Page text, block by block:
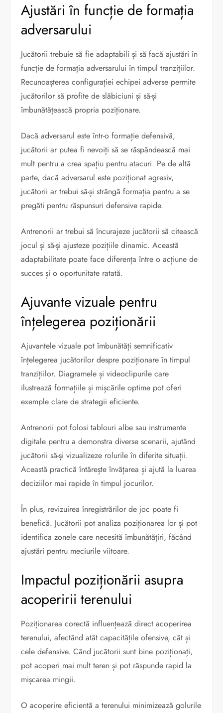
Ajustări în funcție de formația
adversarului
Jucătorii trebuie să fie adaptabili și să facă ajustări în
funcție de formația adversarului în timpul tranzițiilor.
Recunoașterea configurației echipei adverse permite
jucătorilor să profite de slăbiciuni și să-și
îmbunătățească propria poziționare.
Dacă adversarul este într-o formație defensivă,
jucătorii ar putea fi nevoiți să se răspândească mai
mult pentru a crea spațiu pentru atacuri. Pe de altă
parte, dacă adversarul este poziționat agresiv,
jucătorii ar trebui să-și strângă formația pentru a se
pregăti pentru răspunsuri defensive rapide.
Antrenorii ar trebui să încurajeze jucătorii să citească
jocul și să-și ajusteze pozițiile dinamic. Această
adaptabilitate poate face diferența între o acțiune de
succes și o oportunitate ratată.
Ajuvante vizuale pentru
înțelegerea poziționării
Ajuvantele vizuale pot îmbunătăți semnificativ
înțelegerea jucătorilor despre poziționare în timpul
tranzițiilor. Diagramele și videoclipurile care
ilustrează formațiile și mișcările optime pot oferi
exemple clare de strategii eficiente.
Antrenorii pot folosi tablouri albe sau instrumente
digitale pentru a demonstra diverse scenarii, ajutând
jucătorii să-și vizualizeze rolurile în diferite situații.
Această practică întărește învățarea și ajută la luarea
deciziilor mai rapide în timpul jocurilor.
În plus, revizuirea înregistrărilor de joc poate fi
benefică. Jucătorii pot analiza poziționarea lor și pot
identifica zonele care necesită îmbunătățiri, făcând
ajustări pentru meciurile viitoare.
Impactul poziționării asupra
acoperirii terenului
Poziționarea corectă influențează direct acoperirea
terenului, afectând atât capacitățile ofensive, cât și
cele defensive. Când jucătorii sunt bine poziționați,
pot acoperi mai mult teren și pot răspunde rapid la
mișcarea mingii.
O acoperire eficientă a terenului minimizează golurile